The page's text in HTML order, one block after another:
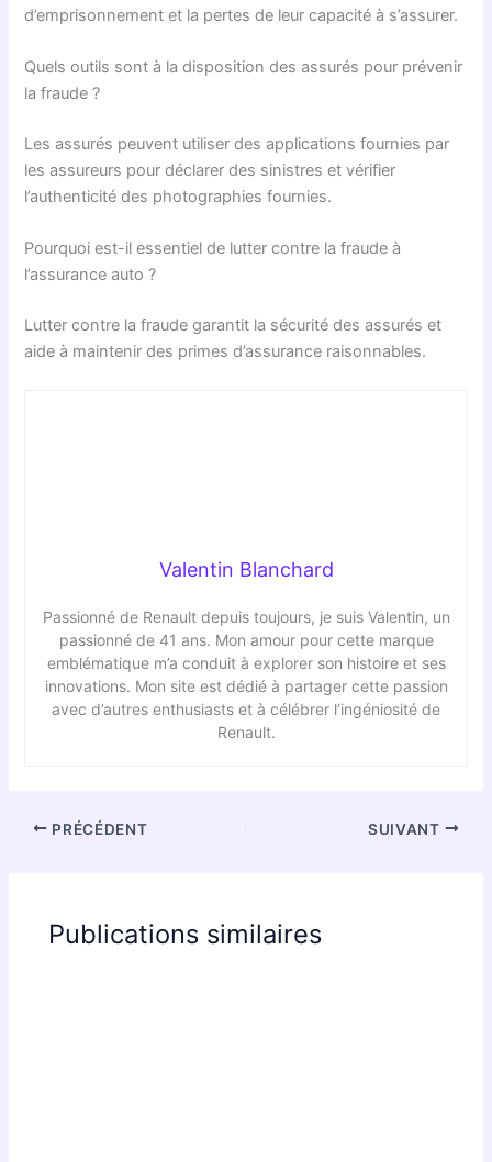
d’emprisonnement et la pertes de leur capacité à s’assurer.
Quels outils sont à la disposition des assurés pour prévenir
la fraude ?
Les assurés peuvent utiliser des applications fournies par
les assureurs pour déclarer des sinistres et vérifier
l’authenticité des photographies fournies.
Pourquoi est-il essentiel de lutter contre la fraude à
l’assurance auto ?
Lutter contre la fraude garantit la sécurité des assurés et
aide à maintenir des primes d’assurance raisonnables.
Valentin Blanchard
Passionné de Renault depuis toujours, je suis Valentin, un
passionné de 41 ans. Mon amour pour cette marque
emblématique m’a conduit à explorer son histoire et ses
innovations. Mon site est dédié à partager cette passion
avec d’autres enthusiasts et à célébrer l’ingéniosité de
Renault.
PRÉCÉDENT SUIVANT
Publications similaires